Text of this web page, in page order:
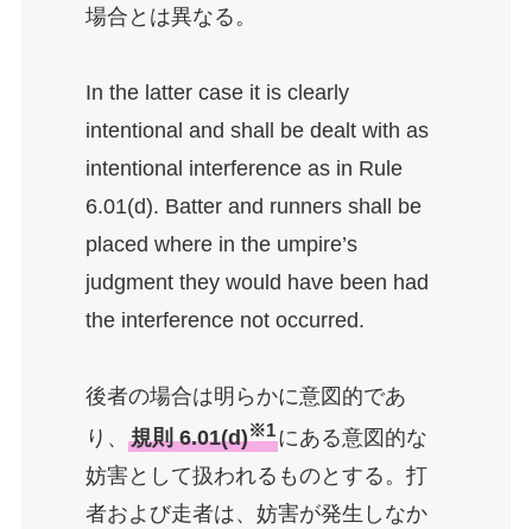
場合とは異なる。
In the latter case it is clearly
intentional and shall be dealt with as
intentional interference as in Rule
6.01(d). Batter and runners shall be
placed where in the umpire’s
judgment they would have been had
the interference not occurred.
後者の場合は明らかに意図的であ
り、 規則 6.01(d)※1にある意図的な
妨害として扱われるものとする。打
者および走者は、妨害が発生しなか